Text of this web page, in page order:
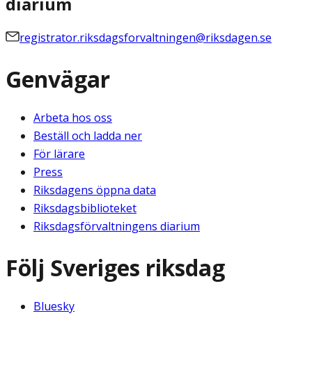
registrator.riksdagsforvaltningen@riksdagen.se
Genvägar
Arbeta hos oss
Beställ och ladda ner
För lärare
Press
Riksdagens öppna data
Riksdagsbiblioteket
Riksdagsförvaltningens diarium
Följ Sveriges riksdag
Bluesky